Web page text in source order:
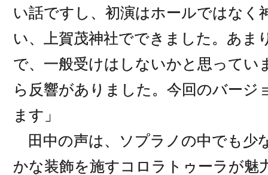
い話ですし、初演はホールではなく
い、上賀茂神社でできました。あま
で、一般受けはしないかと思ってい
ら反響がありました。今回のバージ
ます」
田中の声は、ソプラノの中でも少
かな装飾を施すコロラトゥーラが魅